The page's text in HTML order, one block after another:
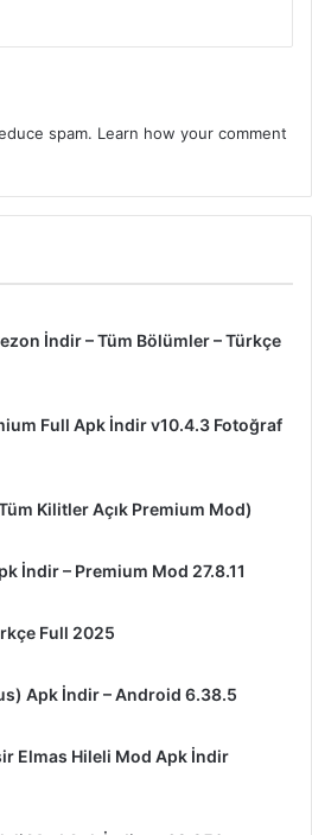
spam. Learn how your comment
İndir – Tüm Bölümler – Türkçe
Full Apk İndir v10.4.3 Fotoğraf
Kilitler Açık Premium Mod)
İndir – Premium Mod 27.8.11
Full 2025
Apk İndir – Android 6.38.5
Elmas Hileli Mod Apk İndir